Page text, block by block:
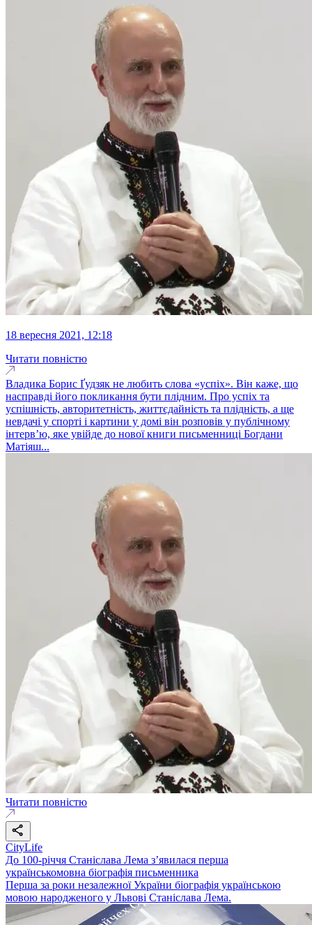
18 вересня 2021, 12:18
Читати повністю
Владика Борис Ґудзяк не любить слова «успіх». Він каже, що
насправді його покликання бути плідним. Про успіх та
успішність, авторитетність, життєдайність та плідність, а ще
невдачі у спорті і картини у домі він розповів у публічному
інтерв’ю, яке увійде до нової книги письменниці Богдани
Матіяш...
Читати повністю
CityLife
До 100-річчя Станіслава Лема з’явилася перша
українськомовна біографія письменника
Перша за роки незалежної України біографія українською
мовою народженого у Львові Станіслава Лема.